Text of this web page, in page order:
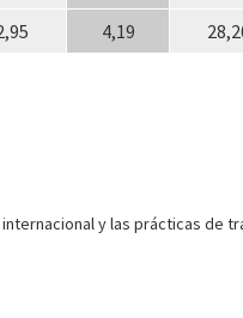
4,19
y las prácticas de